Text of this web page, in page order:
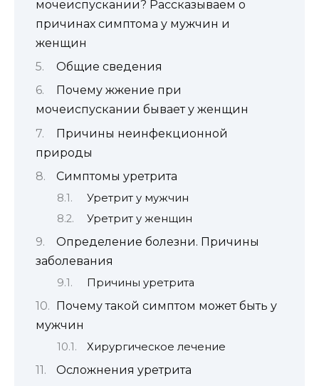
мочеиспускании? Рассказываем о
причинах симптома у мужчин и
женщин
Общие сведения
Почему жжение при
мочеиспускании бывает у женщин
Причины неинфекционной
природы
Симптомы уретрита
Уретрит у мужчин
Уретрит у женщин
Определение болезни. Причины
заболевания
Причины уретрита
Почему такой симптом может быть у
мужчин
Хирургическое лечение
Осложнения уретрита